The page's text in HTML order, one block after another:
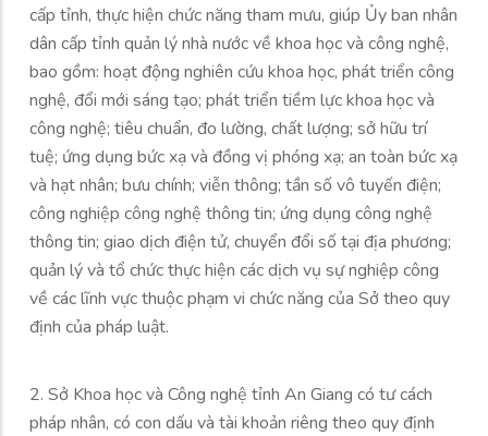
cấp tỉnh, thực hiện chức năng tham mưu, giúp Ủy ban nhân
dân cấp tỉnh quản lý nhà nước về khoa học và công nghệ,
bao gồm: hoạt động nghiên cứu khoa học, phát triển công
nghệ, đổi mới sáng tạo; phát triển tiềm lực khoa học và
công nghệ; tiêu chuẩn, đo lường, chất lượng; sở hữu trí
tuệ; ứng dụng bức xạ và đồng vị phóng xạ; an toàn bức xạ
và hạt nhân; bưu chính; viễn thông; tần số vô tuyến điện;
công nghiệp công nghệ thông tin; ứng dụng công nghệ
thông tin; giao dịch điện tử, chuyển đổi số tại địa phương;
quản lý và tổ chức thực hiện các dịch vụ sự nghiệp công
về các lĩnh vực thuộc phạm vi chức năng của Sở theo quy
định của pháp luật.
2. Sở Khoa học và Công nghệ tỉnh An Giang có tư cách
pháp nhân, có con dấu và tài khoản riêng theo quy định